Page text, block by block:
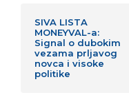
SIVA LISTA
MONEYVAL-a:
Signal o dubokim
vezama prljavog
novca i visoke
politike